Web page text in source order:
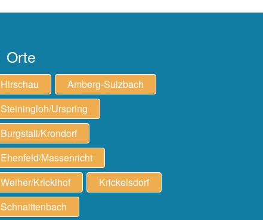
Orte
Hirschau
Amberg-Sulzbach
Steiningloh/Urspring
Burgstall/Krondorf
Ehenfeld/Massenricht
Weiher/Kricklhof
Krickelsdorf
Schnaittenbach